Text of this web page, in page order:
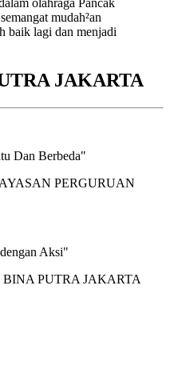
olahraga Pancak
mudah²an
baik lagi dan menjadi
JAKARTA
Dan Berbeda"
PERGURUAN
Aksi"
PUTRA JAKARTA